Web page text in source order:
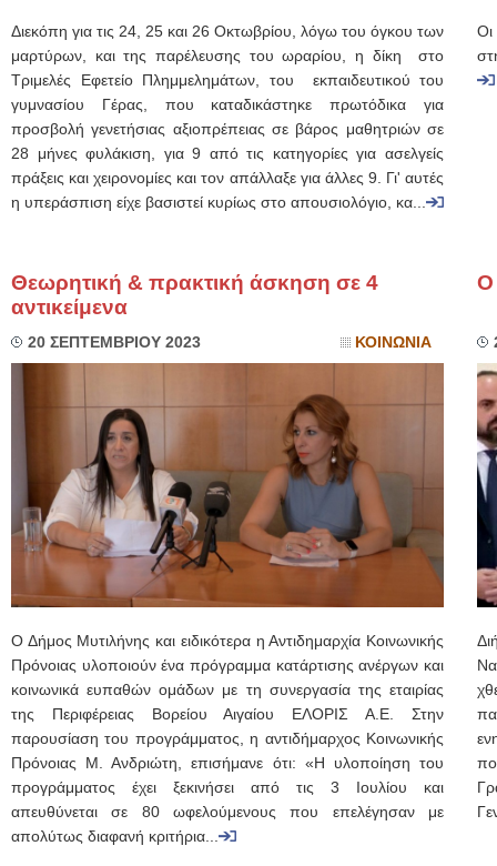
Διεκόπη για τις 24, 25 και 26 Οκτωβρίου, λόγω του όγκου των
μαρτύρων, και της παρέλευσης του ωραρίου, η δίκη στο
Τριμελές Εφετείο Πλημμελημάτων, του εκπαιδευτικού του
γυμνασίου Γέρας, που καταδικάστηκε πρωτόδικα για
προσβολή γενετήσιας αξιοπρέπειας σε βάρος μαθητριών σε
28 μήνες φυλάκιση, για 9 από τις κατηγορίες για ασελγείς
πράξεις και χειρονομίες και τον απάλλαξε για άλλες 9. Γι' αυτές
η υπεράσπιση είχε βασιστεί κυρίως στο απουσιολόγιο, κα...
Οι
Θεωρητική & πρακτική άσκηση σε 4
αντικείμενα
20 ΣΕΠΤΕΜΒΡΙΟΥ 2023 ΚΟΙΝΩΝΙΑ
Ο Δήμος Μυτιλήνης και ειδικότερα η Αντιδημαρχία Κοινωνικής
Πρόνοιας υλοποιούν ένα πρόγραμμα κατάρτισης ανέργων και
κοινωνικά ευπαθών ομάδων με τη συνεργασία της εταιρίας
της Περιφέρειας Βορείου Αιγαίου ΕΛΟΡΙΣ Α.Ε. Στην
παρουσίαση του προγράμματος, η αντιδήμαρχος Κοινωνικής
Πρόνοιας Μ. Ανδριώτη, επισήμανε ότι: «Η υλοποίηση του
προγράμματος έχει ξεκινήσει από τις 3 Ιουλίου και
απευθύνεται σε 80 ωφελούμενους που επελέγησαν με
απολύτως διαφανή κριτήρια...
Ο